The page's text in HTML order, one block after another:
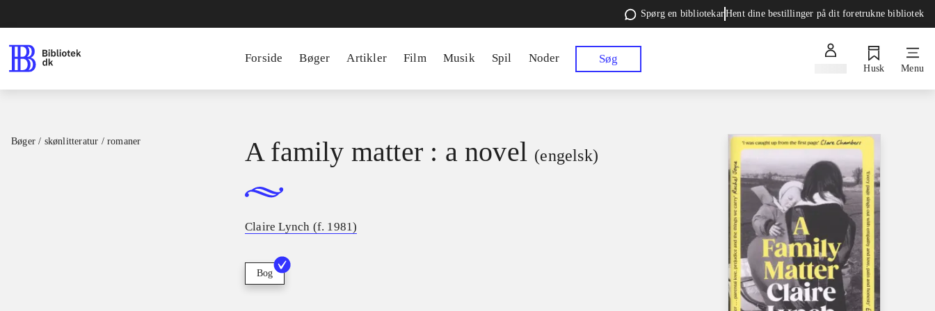
Spørg en bibliotekarHent dine bestillinger på dit foretrukne bibliotek
Forside Bøger Artikler Film Musik Spil Noder Søg
Husk Menu
Bøger / skønlitteratur / romaner A family matter : a novel (engelsk)
Claire Lynch (f. 1981)
Bog